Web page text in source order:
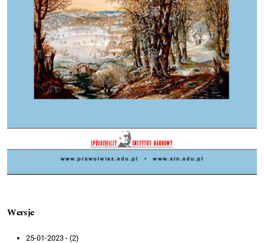
Wersje
25-01-2023 - (2)